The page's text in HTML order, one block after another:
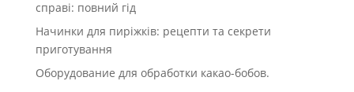
справі: повний гід
Начинки для пиріжків: рецепти та секрети
приготування
Оборудование для обработки какао-бобов.